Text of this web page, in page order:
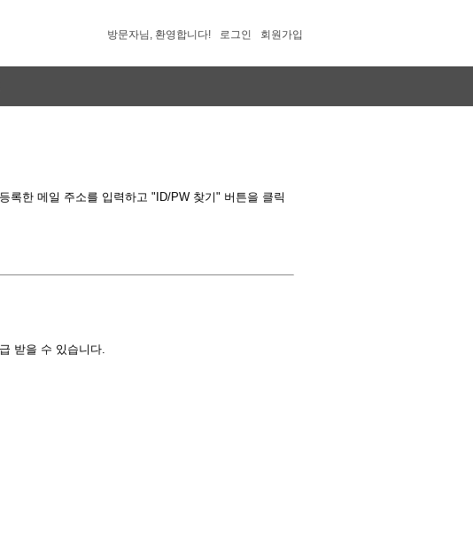
방문자님, 환영합니다! 로그인 회원가입
록한 메일 주소를 입력하고 "ID/PW 찾기" 버튼을 클릭
받을 수 있습니다.